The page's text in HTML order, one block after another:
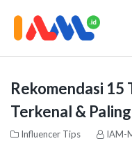
Rekomendasi
Terkenal &
Influencer Tips IAM-